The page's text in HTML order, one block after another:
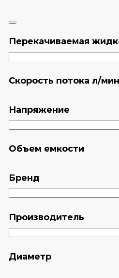
Перекачиваемая
Скорость потока л/мин
Напряжение
Объем емкости
Бренд
Производитель
Диаметр